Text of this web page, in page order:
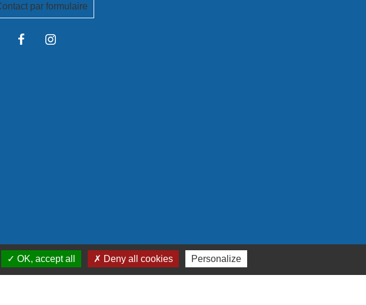
par formulaire
Accessibilité - Plan du site - Gestion des cookies
OK, accept all Deny all cookies Personalize